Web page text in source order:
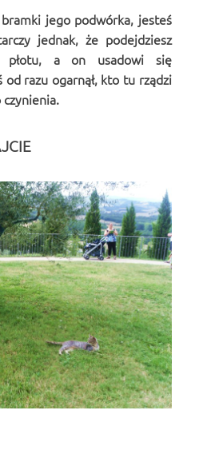
jego podwórka, jesteś
jednak, że podejdziesz
płotu, a on usadowi się
razu ogarnął, kto tu rządzi
czynienia.